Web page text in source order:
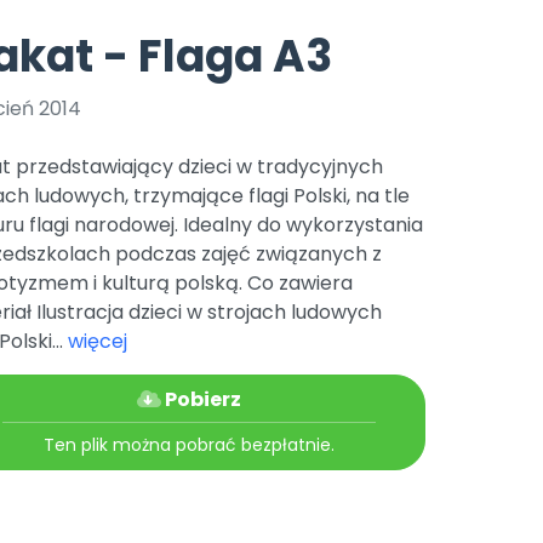
Archiwalne numery
Polecamy
Promocje
czerwca 2024 r. uzyskała
r. Nr decyzji:
Online.
Bliżej Pieska
Pomoc zwierzętom
TikTok
Zobacz nas na TikToku
YouTube
Filmy edukacyjne
- Flaga A3
2014
przedstawiający dzieci w tradycyjnych
ludowych, trzymające flagi Polski, na tle
flagi narodowej. Idealny do wykorzystania
podczas zajęć związanych z
i kulturą polską. Co zawiera
Ilustracja dzieci w strojach ludowych
więcej
Pobierz
Ten plik można pobrać bezpłatnie.